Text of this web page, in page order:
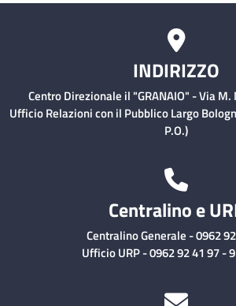
INDIRIZZO
Centro Direzionale il "GRANAIO" - Via
Ufficio Relazioni con il Pubblico Largo
P.O.)
Centralino e
Centralino Generale - 0962
Ufficio URP - 0962 92 41 97 -